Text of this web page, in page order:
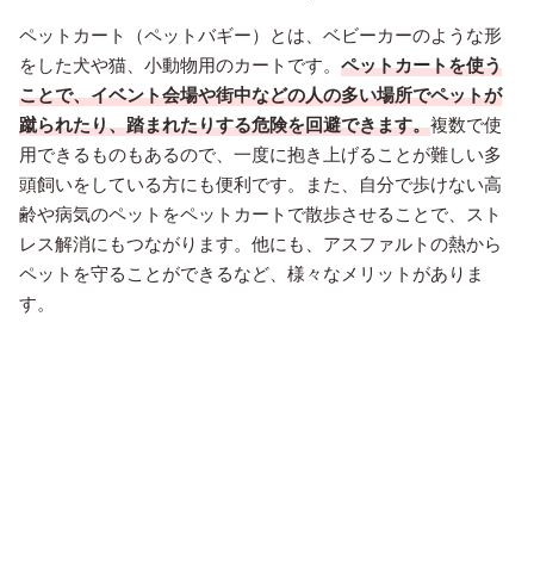
ペットカート（ペットバギー）とは、ベビーカーのような形
をした犬や猫、小動物用のカートです。 ペットカートを使う
ことで、イベント会場や街中などの人の多い場所でペットが
蹴られたり、踏まれたりする危険を回避できます。複数で使
用できるものもあるので、一度に抱き上げることが難しい多
頭飼いをしている方にも便利です。また、自分で歩けない高
齢や病気のペットをペットカートで散歩させることで、スト
レス解消にもつながります。他にも、アスファルトの熱から
ペットを守ることができるなど、様々なメリットがありま
す。